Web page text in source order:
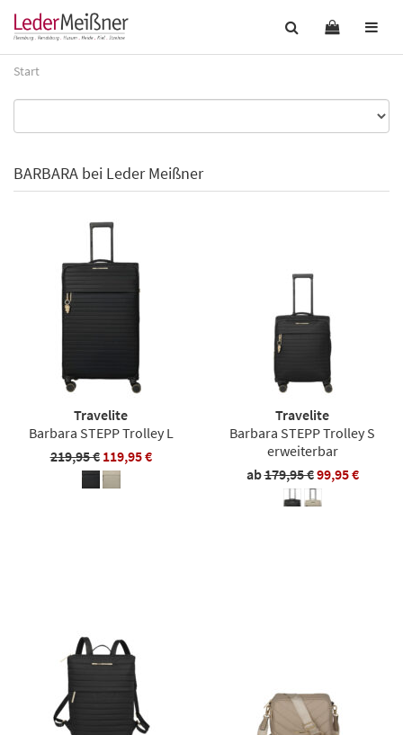
Start
BARBARA bei Leder Meißner
Travelite
Barbara STEPP Trolley L
219,95 € 119,95 €
Travelite
Barbara STEPP Trolley S
erweiterbar
ab179,95 €99,95 €